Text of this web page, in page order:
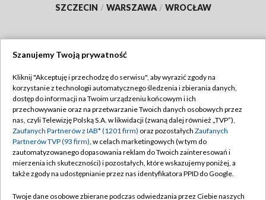
SZCZECIN / WARSZAWA / WROCŁAW
TVP
Abonament TVP
Emisja w TVP
Centrum informacji TVP
Naziemna Telewizja Cyfrowa
Regulamin TVP
Polityka prywatności
Moje zgody
Pomoc
Szanujemy Twoją prywatność
Kliknij "Akceptuję i przechodzę do serwisu", aby wyrazić zgody na
korzystanie z technologii automatycznego śledzenia i zbierania danych,
dostęp do informacji na Twoim urządzeniu końcowym i ich
przechowywanie oraz na przetwarzanie Twoich danych osobowych przez
nas, czyli Telewizję Polską S.A. w likwidacji (zwaną dalej również „TVP”),
Zaufanych Partnerów z IAB* (1201 firm) oraz pozostałych Zaufanych
Partnerów TVP (93 firm), w celach marketingowych (w tym do
zautomatyzowanego dopasowania reklam do Twoich zainteresowań i
mierzenia ich skuteczności) i pozostałych, które wskazujemy poniżej, a
także zgody na udostępnianie przez nas identyfikatora PPID do Google.
Twoje dane osobowe zbierane podczas odwiedzania przez Ciebie naszych